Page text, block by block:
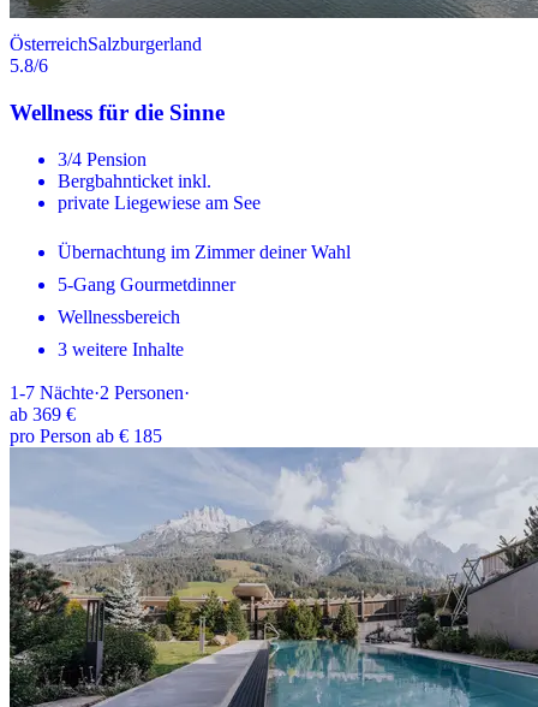
ÖsterreichSalzburgerland
5.8/6
Wellness für die Sinne
3/4 Pension
Bergbahnticket inkl.
private Liegewiese am See
Übernachtung im Zimmer deiner Wahl
5-Gang Gourmetdinner
Wellnessbereich
3 weitere Inhalte
1-7 Nächte·2 Personen·
ab 369 €
pro Person ab € 185